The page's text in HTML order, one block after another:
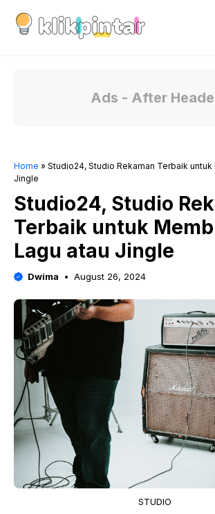
Ads - After
Home » Studio24, Studio Rekaman Terbaik untuk
Jingle
Studio24, Studio
Terbaik untuk
Lagu atau Jingle
Dwima August 26, 2024
STUDIO